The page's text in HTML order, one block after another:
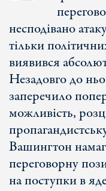
несподівано
тільки
виявився
Незадовго до
заперечило
можливість,
Вашингтон
переговорну
на поступки в